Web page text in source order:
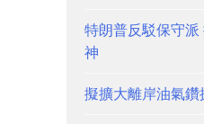
特朗普反駁保守
神
擬擴大離岸油氣